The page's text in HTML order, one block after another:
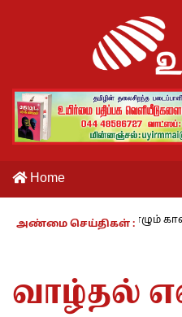
Home
அண்மை செய்திகள் :
நாம் வாழும் காலம் – 27
வாழ்தல்